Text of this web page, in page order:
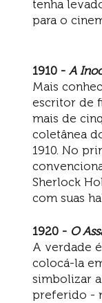
tenha
para o
1910 - A
Mais
escritor de
mais de
coletânea
1910. No
Sherlock
com suas
1920 - O
A verdade
colocá-la
simbolizar
preferido -